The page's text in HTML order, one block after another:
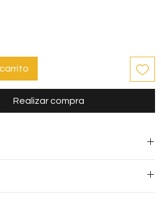
Realizar compra
de
a nivel nacional.
a CentroaméricaNOincluye